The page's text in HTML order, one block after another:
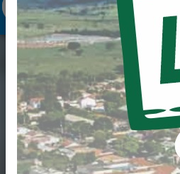
EDITAL DE
PÚBLICO